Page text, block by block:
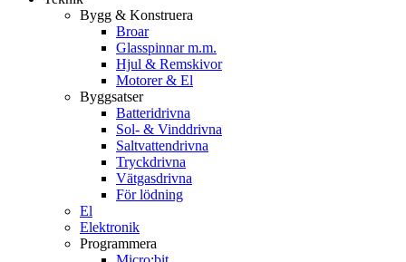
Bygg & Konstruera
Broar
Glasspinnar m.m.
Hjul & Remskivor
Motorer & El
Byggsatser
Batteridrivna
Sol- & Vinddrivna
Saltvattendrivna
Tryckdrivna
Vätgasdrivna
För lödning
El
Elektronik
Programmera